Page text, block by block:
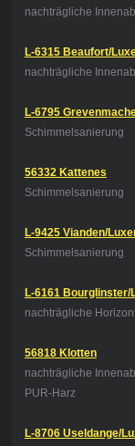
nachträgliche
L-6315 Beaufort/
nachträgliche
L-6795
Schimmelsanierung
56332 Kattenes
Schimmelsanierung
L-9425 Vianden/
Schimmelsanierung
L-6161 Bourglinster/
nachträgliche
56818 Klotten
nachträgliche
PUR-Harz
L-8706 Useldange/